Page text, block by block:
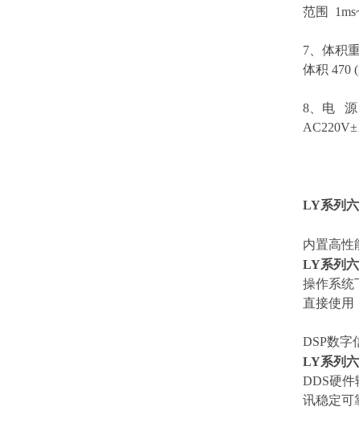
范围
7、体积
体积 470
8、电 源
LY系列
内置高性
LY系列
操作系统
直接使用
DSP数字
LY系列
DDS硬件
讯稳定可